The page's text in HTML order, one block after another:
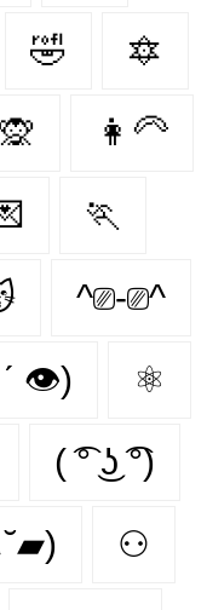
🤣 🔯
🙊 👩‍🦳
🏃‍
^⎚-⎚^
👁) ⚛
( ͡° ͜ʖ ͡°)
⚇